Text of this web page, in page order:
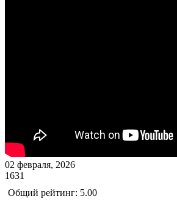
02 февраля, 2026
1631
Общий рейтинг: 5.00